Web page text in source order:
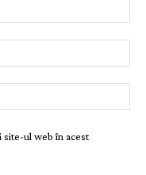
site-ul web în acest